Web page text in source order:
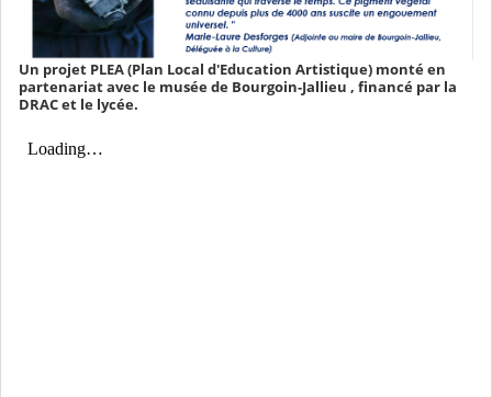
Un projet PLEA (Plan Local d'Education Artistique) monté en
partenariat avec le musée de Bourgoin-Jallieu , financé par la
DRAC et le lycée.